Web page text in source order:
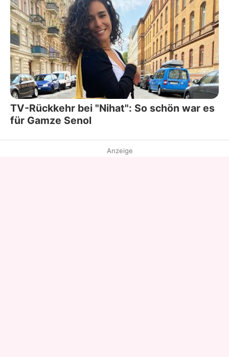
TV-Rückkehr bei "Nihat": So schön war es
für Gamze Senol
Anzeige